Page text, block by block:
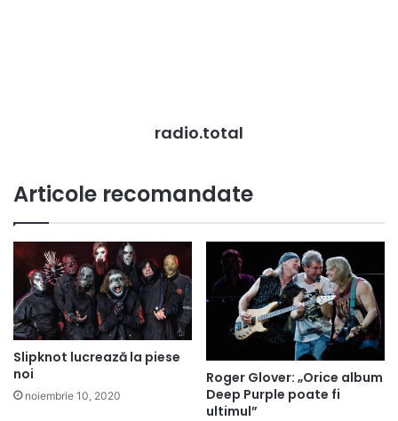
radio.total
Articole recomandate
Slipknot lucrează la piese
noi
noiembrie 10, 2020
Roger Glover: „Orice album
Deep Purple poate fi
ultimul”